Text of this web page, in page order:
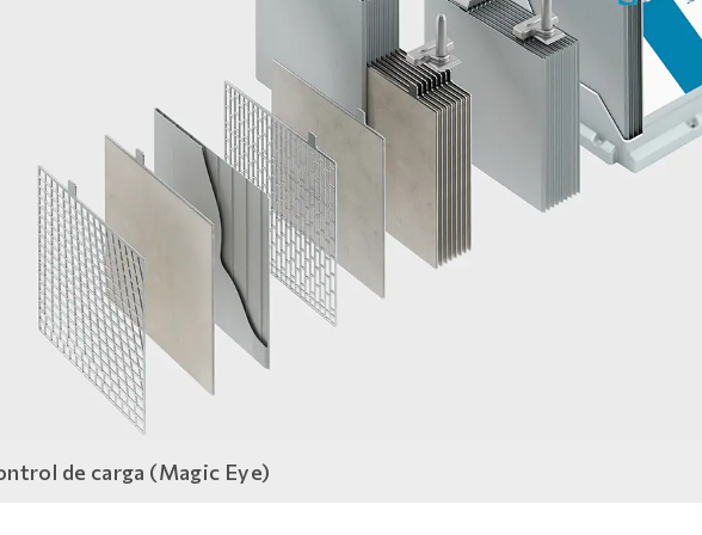
de carga (Magic Eye)